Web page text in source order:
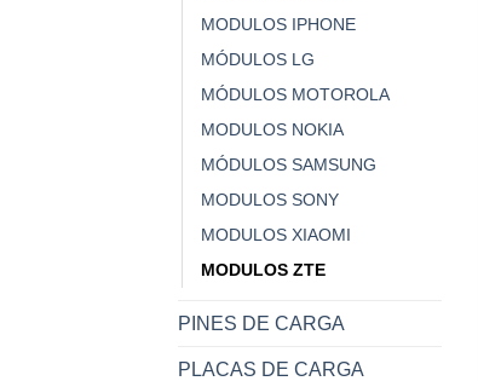
MODULOS IPHONE
MÓDULOS LG
MÓDULOS MOTOROLA
MODULOS NOKIA
MÓDULOS SAMSUNG
MODULOS SONY
MODULOS XIAOMI
MODULOS ZTE
PINES DE CARGA
PLACAS DE CARGA